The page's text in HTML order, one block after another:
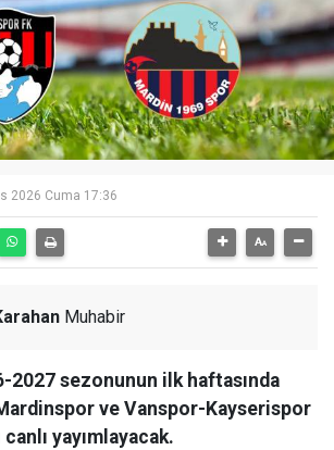
2026 Cuma 17:36
Muhabir
2027 sezonunun ilk haftasında
ve Vanspor-Kayserispor
canlı yayımlayacak.